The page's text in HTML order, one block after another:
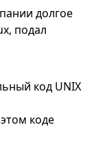
долгое
подал
код UNIX
коде